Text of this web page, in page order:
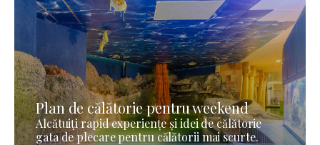
Plan de călătorie pentru weekend
Alcătuiți rapid experiențe și idei de călătorie
gata de plecare pentru călătorii mai scurte.